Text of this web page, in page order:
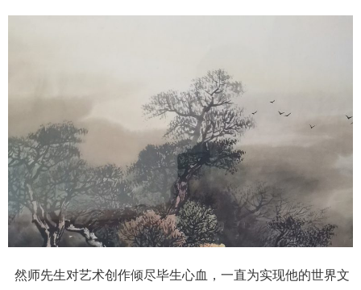
然师先生对艺术创作倾尽毕生心血，一直为实现他的世界文